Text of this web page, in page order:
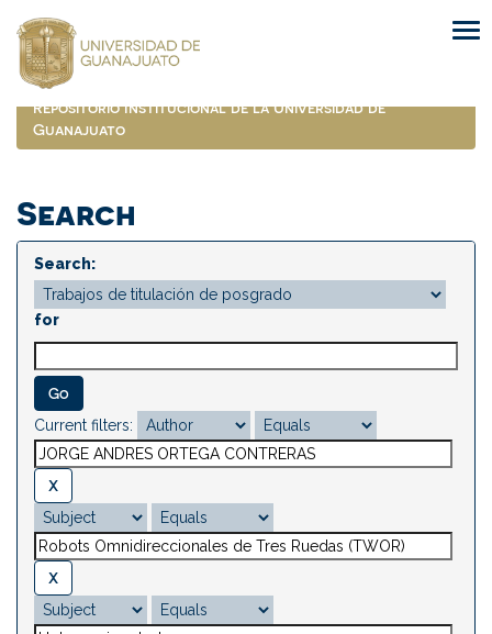
navigation
Repositorio Institucional de la Universidad de
Guanajuato
Search
Search:
for
Current filters: